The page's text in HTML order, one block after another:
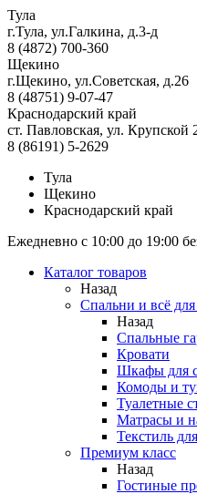
Тула
г.Тула, ул.Галкина, д.3-д
8 (4872) 700-360
Щекино
г.Щекино, ул.Советская, д.26
8 (48751) 9-07-47
Краснодарский край
ст. Павловская, ул.
8 (86191) 5-2629
Тула
Щекино
Краснодарский край
Ежедневно с 10:00 до 19:00
Каталог товаров
Назад
Спальни и всё для
Назад
Спальные
Кровати
Шкафы для
Комоды и
Туалетные
Матрасы и
Текстиль
Премиум класс
Назад
Гостиные